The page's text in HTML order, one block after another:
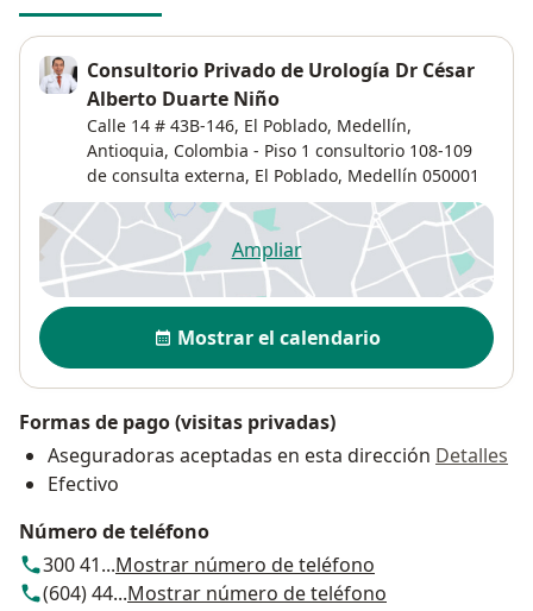
Consultorio Privado de Urología Dr César
Alberto Duarte Niño
Calle 14 # 43B-146, El Poblado, Medellín,
Antioquia, Colombia - Piso 1 consultorio 108-109
de consulta externa, El Poblado, Medellín 050001
Ampliarse abre en una nueva
Disponibilidad
Mostrar el calendario
Formas de pago (visitas privadas)
Aseguradoras aceptadas en esta dirección Detalles
Efectivo
Número de teléfono
300 41...Mostrar número de teléfono
(604) 44...Mostrar número de teléfono